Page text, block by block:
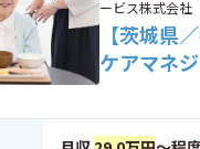
ービス株式会社
【茨城県
ケアマネ